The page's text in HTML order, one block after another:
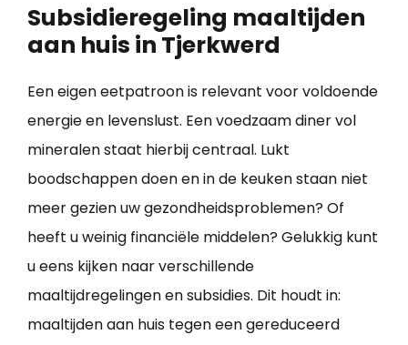
Subsidieregeling maaltijden
aan huis in Tjerkwerd
Een eigen eetpatroon is relevant voor voldoende
energie en levenslust. Een voedzaam diner vol
mineralen staat hierbij centraal. Lukt
boodschappen doen en in de keuken staan niet
meer gezien uw gezondheidsproblemen? Of
heeft u weinig financiële middelen? Gelukkig kunt
u eens kijken naar verschillende
maaltijdregelingen en subsidies. Dit houdt in:
maaltijden aan huis tegen een gereduceerd